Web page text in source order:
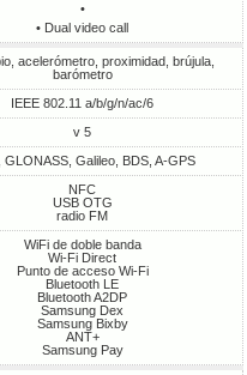
•
• Dual video call
acelerómetro, proximidad, brújula,
barómetro
IEEE 802.11 a/b/g/n/ac/6
v 5
GLONASS, Galileo, BDS, A-GPS
NFC
USB OTG
radio FM
WiFi de doble banda
Wi-Fi Direct
Punto de acceso Wi-Fi
Bluetooth LE
Bluetooth A2DP
Samsung Dex
Samsung Bixby
ANT+
Samsung Pay